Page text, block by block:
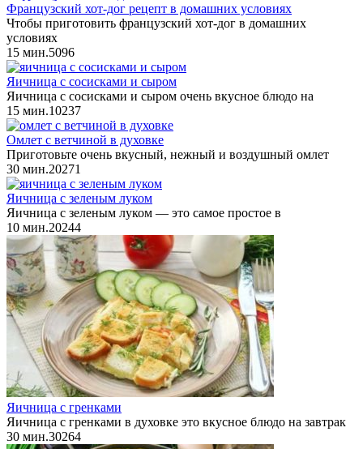
Французский хот-дог рецепт в домашних условиях
Чтобы приготовить французский хот-дог в домашних
условиях
15 мин.5096
Яичница с сосисками и сыром
Яичница с сосисками и сыром очень вкусное блюдо на
15 мин.10237
Омлет с ветчиной в духовке
Приготовьте очень вкусный, нежный и воздушный омлет
30 мин.20271
Яичница с зеленым луком
Яичница с зеленым луком — это самое простое в
10 мин.20244
Яичница с гренками
Яичница с гренками в духовке это вкусное блюдо на завтрак
30 мин.30264